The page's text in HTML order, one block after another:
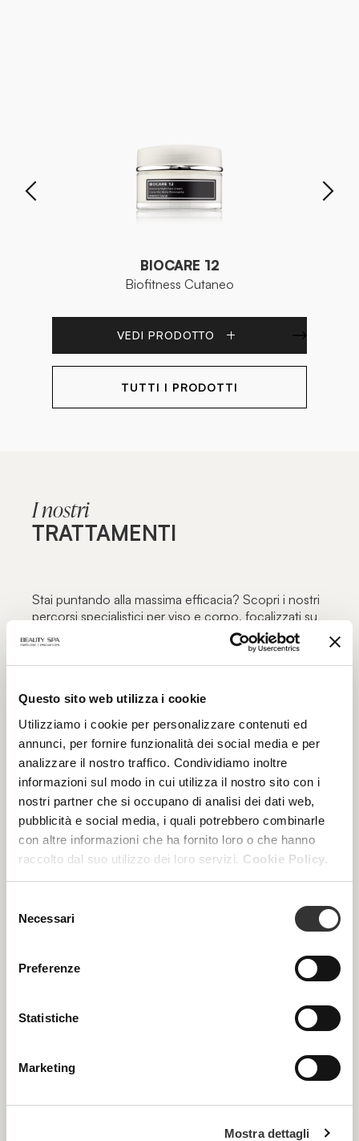
Questo sito web utilizza i cookie
Utilizziamo i cookie per personalizzare contenuti ed
annunci, per fornire funzionalità dei social media e per
analizzare il nostro traffico. Condividiamo inoltre
informazioni sul modo in cui utilizza il nostro sito con i
nostri partner che si occupano di analisi dei dati web,
pubblicità e social media, i quali potrebbero combinarle
con altre informazioni che ha fornito loro o che hanno
raccolto dal suo utilizzo dei loro servizi. Cookie Policy.
delNecessari
Preferenze
Statistiche
Marketing
Mostra dettagli
BIOCARE 12
Biofitness Cutaneo
VEDI PRODOTTO
TUTTI I PRODOTTI
I nostri
TRATTAMENTI
Stai puntando alla massima efficacia? Scopri i nostri
percorsi specialistici per viso e corpo, focalizzati su
inestetismi specifici e mirati alla massima funzionalità:
l’eccellenza dei trattamenti estetici solo nei centri
estetici autorizzati Beauty Spa.